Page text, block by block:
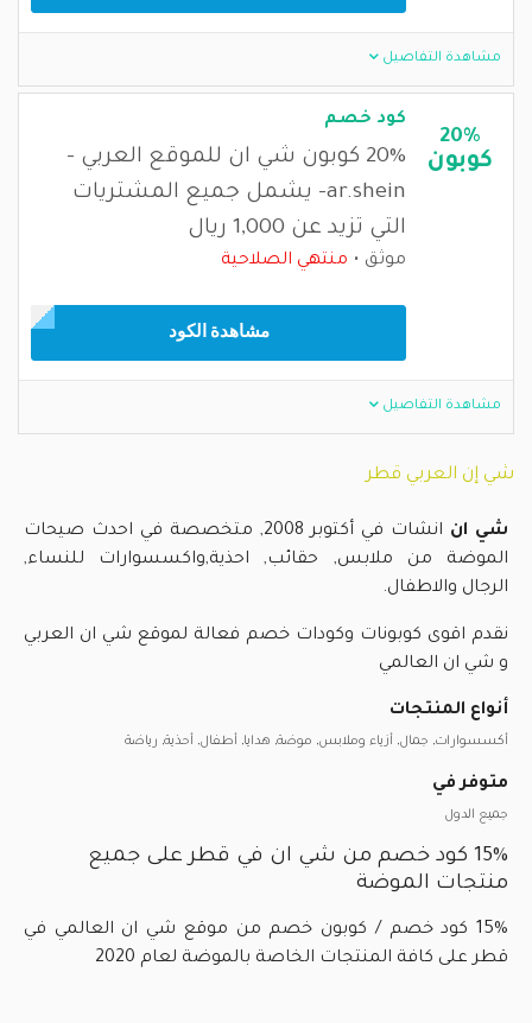
مشاهدة التفاصيل
20%
كوبون
كود خصم
20% كوبون شي ان للموقع العربي -
ar.shein- يشمل جميع المشتريات
التي تزيد عن 1,000 ريال
موثق منتهي الصلاحية
مشاهدة الكود
مشاهدة التفاصيل
شي إن العربي قطر
شي ان
انشات في أكتوبر 2008, متخصصة في احدث صيحات
الموضة من ملابس, حقائب, احذية,واكسسوارات للنساء,
الرجال والاطفال.
نقدم اقوى كوبونات وكودات خصم فعالة لموقع شي ان العربي
و شي ان العالمي
أنواع المنتجات
أكسسوارات, جمال, أزياء وملابس, موضة, هدايا, أطفال, أحذية, رياضة
متوفر في
جميع الدول
15% كود خصم من شي ان في قطر على جميع
منتجات الموضة
15% كود خصم / كوبون خصم من موقع شي ان العالمي في
قطر على كافة المنتجات الخاصة بالموضة لعام 2020